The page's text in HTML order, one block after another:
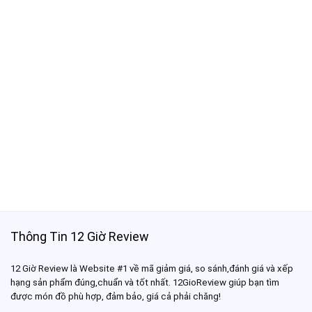
Thông Tin 12 Giờ Review
12 Giờ Review là Website #1 về mã giảm giá, so sánh,đánh giá và xếp
hạng sản phẩm đúng,chuẩn và tốt nhất. 12GioReview giúp bạn tìm
được món đồ phù hợp, đảm bảo, giá cả phải chăng!